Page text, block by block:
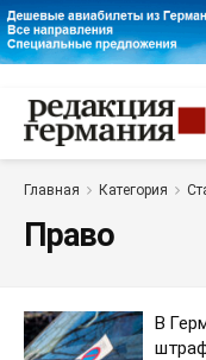
Главная Категория
Право
В